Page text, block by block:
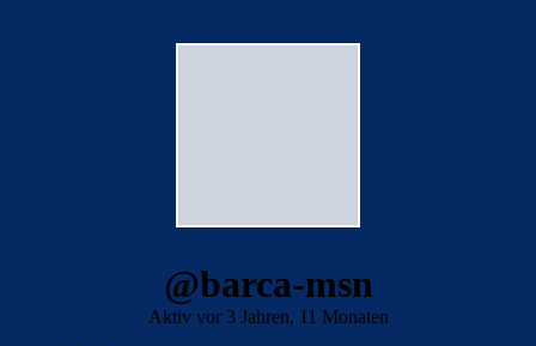
@barca-msn
Aktiv vor 3 Jahren, 11 Monaten